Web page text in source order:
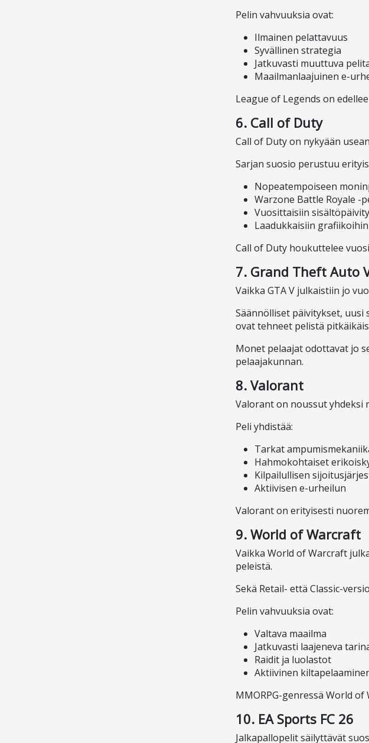
Pelin vahvuuksia ovat:
Ilmainen pelattavuus
Syvällinen strategia
Jatkuvasti muuttuva
Maailmanlaajuinen e-
League of Legends on
6. Call of Duty
Call of Duty on nykyään
Sarjan suosio perustuu
Nopeatempoiseen
Warzone Battle Royale -
Vuosittaisiin
Laadukkaisiin grafiikoihin
Call of Duty houkuttelee
7. Grand Theft Auto
Vaikka GTA V julkaistiin jo
Säännölliset päivitykset,
ovat tehneet pelistä
Monet pelaajat odottavat jo
pelaajakunnan.
8. Valorant
Valorant on noussut yhdeksi
Peli yhdistää:
Tarkat
Hahmokohtaiset
Kilpailullisen
Aktiivisen e-urheilun
Valorant on erityisesti
9. World of Warcraft
Vaikka World of Warcraft
peleistä.
Sekä Retail- että Classic-
Pelin vahvuuksia ovat:
Valtava maailma
Jatkuvasti laajeneva
Raidit ja luolastot
Aktiivinen
MMORPG-genressä World
10. EA Sports FC 26
Jalkapallopelit säilyttävät